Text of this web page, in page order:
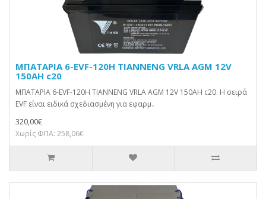
ΜΠΑΤΑΡΙΑ 6-EVF-120H TIANNENG VRLA AGM 12V
150AH c20
ΜΠΑΤΑΡΙΑ 6-EVF-120H TIANNENG VRLA AGM 12V 150AH c20. Η σειρά
EVF είναι ειδικά σχεδιασμένη για εφαρμ..
320,00€
Χωρίς ΦΠΑ: 258,06€